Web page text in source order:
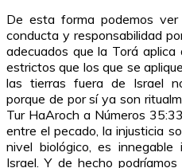
De esta forma podemos
conducta y responsabilidad
adecuados que la Torá
estrictos que los que se
las tierras fuera de Israel
porque de por sí ya son
Tur HaAroch a Números
entre el pecado, la injusticia
nivel biológico, es
Israel. Y de hecho